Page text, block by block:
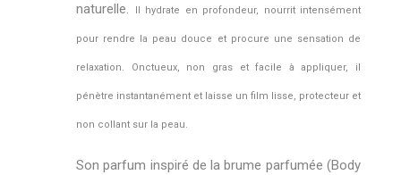
naturelle.
Il hydrate en profondeur, nourrit intensément
pour rendre la peau douce et procure une sensation de
relaxation. Onctueux, non gras et facile àappliquer, il
pénètre instantanément et laisse un film lisse, protecteur et
non collant sur la peau.
Son parfum inspiré de la brume parfumée (Body